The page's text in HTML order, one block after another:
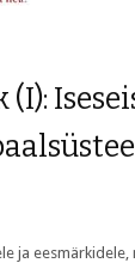
ja eesmärkidele,